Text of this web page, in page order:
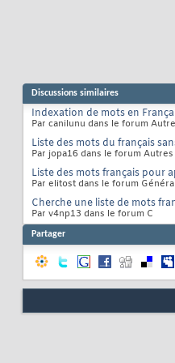
Discussions similaires
Indexation de mots en
Par canilunu dans le forum
Liste des mots du français
Par jopa16 dans le forum Autres
Liste des mots français pour
Par elitost dans le forum
Cherche une liste de mots
Par v4np13 dans le forum C
Partager